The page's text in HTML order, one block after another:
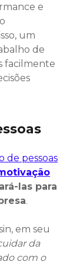
e
um
de
facilmente
de pessoas
las para
.
em seu
da
com o